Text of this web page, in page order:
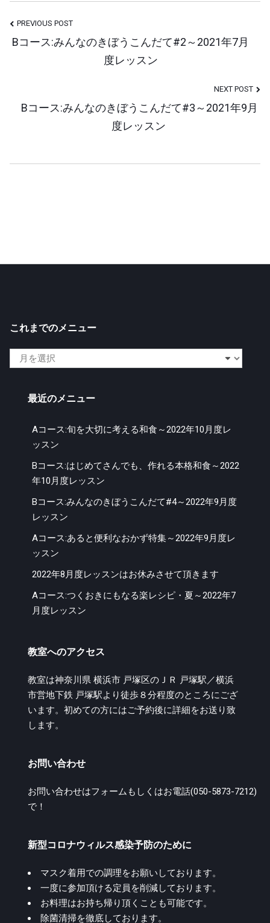
Post
PREVIOUS POST
Bコース:みんなのきぼうこんだて#2～2021年7月
度レッスン
NEXT POST
Bコース:みんなのきぼうこんだて#3～2021年9月
度レッスン
これまでのメニュー
れ
最近のメニュー
Aコース:旬を大切に考える和食～2022年10月度レ
ッスン
Bコース:はじめてさんでも、作れる本格和食～2022
年10月度レッスン
Bコース:みんなのきぼうこんだて#4～2022年9月度
レッスン
Aコース:あると便利なおかず特集～2022年9月度レ
ッスン
2022年8月度レッスンはお休みさせて頂きます
Aコース:つくおきにもなる楽レシピ・夏～2022年7
月度レッスン
教室へのアクセス
教室は神奈川県 横浜市 戸塚区のＪＲ 戸塚駅／横浜
市営地下鉄 戸塚駅より徒歩８分程度のところにござ
います。初めての方にはご予約後に詳細をお送り致
します。
お問い合わせ
お問い合わせはフォーム もしくはお電話(050-5873-7212)
で！
新型コロナウィルス感染予防のために
マスク着用での調理をお願いしております。
一度に参加頂ける定員を削減しております。
お料理はお持ち帰り頂くことも可能です。
除菌清掃を徹底しております。